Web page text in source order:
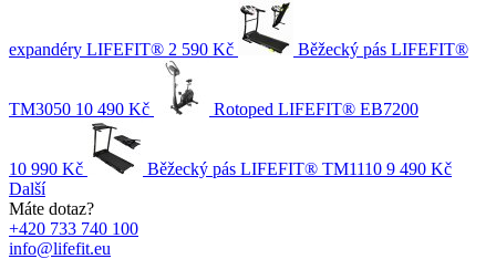
expandéry LIFEFIT® 2 590 Kč Běžecký pás LIFEFIT®
TM3050 10 490 Kč Rotoped LIFEFIT® EB7200
10 990 Kč Běžecký pás LIFEFIT® TM1110 9 490 Kč
Další
Máte dotaz?
+420 733 740 100
info@lifefit.eu